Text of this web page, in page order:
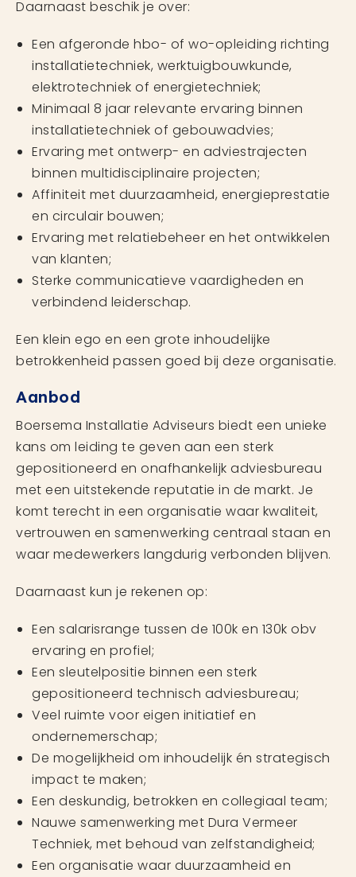
Daarnaast beschik je over:
Een afgeronde hbo- of wo-opleiding richting
installatietechniek, werktuigbouwkunde,
elektrotechniek of energietechniek;
Minimaal 8 jaar relevante ervaring binnen
installatietechniek of gebouwadvies;
Ervaring met ontwerp- en adviestrajecten
binnen multidisciplinaire projecten;
Affiniteit met duurzaamheid, energieprestatie
en circulair bouwen;
Ervaring met relatiebeheer en het ontwikkelen
van klanten;
Sterke communicatieve vaardigheden en
verbindend leiderschap.
Een klein ego en een grote inhoudelijke
betrokkenheid passen goed bij deze organisatie.
Aanbod
Boersema Installatie Adviseurs biedt een unieke
kans om leiding te geven aan een sterk
gepositioneerd en onafhankelijk adviesbureau
met een uitstekende reputatie in de markt. Je
komt terecht in een organisatie waar kwaliteit,
vertrouwen en samenwerking centraal staan en
waar medewerkers langdurig verbonden blijven.
Daarnaast kun je rekenen op:
Een salarisrange tussen de 100k en 130k obv
ervaring en profiel;
Een sleutelpositie binnen een sterk
gepositioneerd technisch adviesbureau;
Veel ruimte voor eigen initiatief en
ondernemerschap;
De mogelijkheid om inhoudelijk én strategisch
impact te maken;
Een deskundig, betrokken en collegiaal team;
Nauwe samenwerking met Dura Vermeer
Techniek, met behoud van zelfstandigheid;
Een organisatie waar duurzaamheid en